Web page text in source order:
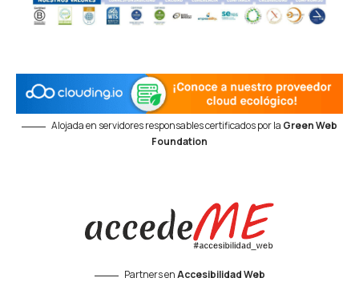
Alojada en servidores responsables certificados por la Green Web
Foundation
Partners enAccesibilidad Web